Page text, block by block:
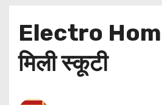
Electro
मिली स्कूटी